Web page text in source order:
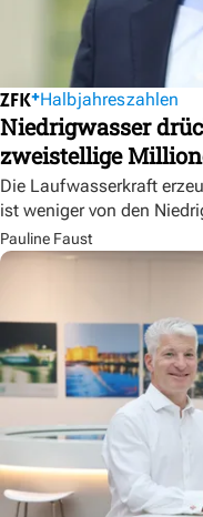
Halbjahreszahlen
Niedrigwasser
zweistellige
Die Laufwasserkraft
ist weniger von den
Pauline Faust